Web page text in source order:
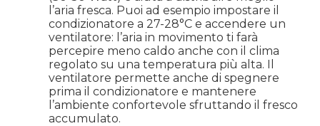
l’aria fresca. Puoi ad esempio impostare il
condizionatore a 27-28°C e accendere un
ventilatore: l’aria in movimento ti farà
percepire meno caldo anche con il clima
regolato su una temperatura più alta. Il
ventilatore permette anche di spegnere
prima il condizionatore e mantenere
l’ambiente confortevole sfruttando il fresco
accumulato.